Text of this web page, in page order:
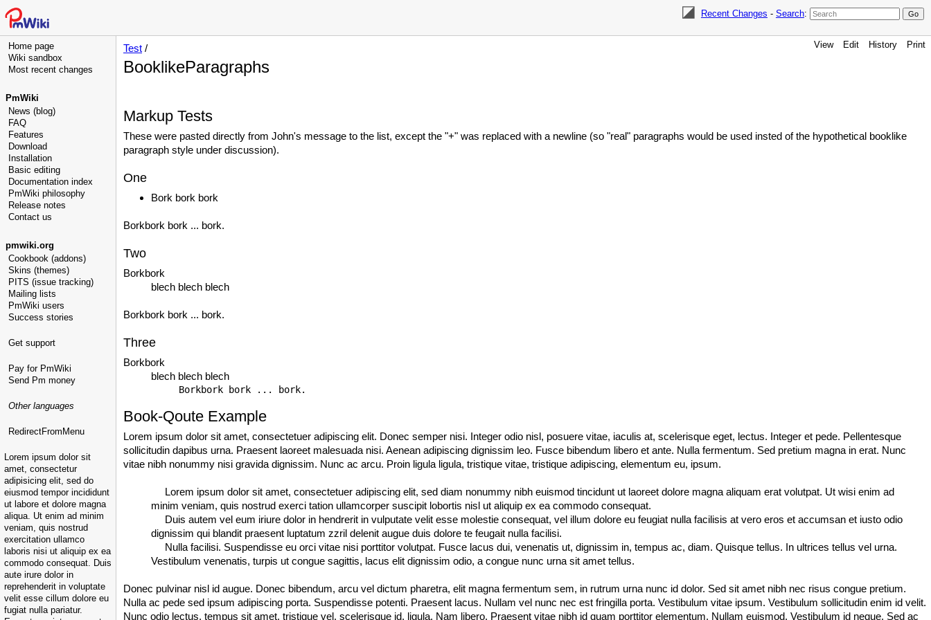
Recent Changes - Search:
Home page
Wiki sandbox
Most recent changes
PmWiki
News (blog)
FAQ
Features
Download
Installation
Basic editing
Documentation index
PmWiki philosophy
Release notes
Contact us
pmwiki.org
Cookbook (addons)
Skins (themes)
PITS (issue tracking)
Mailing lists
PmWiki users
Success stories
Get support
Pay for PmWiki
Send Pm money
Other languages
RedirectFromMenu
Lorem ipsum dolor sit
amet, consectetur
adipisicing elit, sed do
eiusmod tempor incididunt
ut labore et dolore magna
aliqua. Ut enim ad minim
veniam, quis nostrud
exercitation ullamco
laboris nisi ut aliquip ex ea
commodo consequat. Duis
aute irure dolor in
reprehenderit in voluptate
velit esse cillum dolore eu
fugiat nulla pariatur.
View Edit History Print
Test /
BooklikeParagraphs
Markup Tests
These were pasted directly from John's message to the list, except the "+" was replaced with a newline (so "real" paragraphs would be used insted of the hypothetical booklike
paragraph style under discussion).
One
Bork bork bork
Borkbork bork ... bork.
Two
Borkbork
blech blech blech
Borkbork bork ... bork.
Three
Borkbork
blech blech blech
Book-Qoute Example
Lorem ipsum dolor sit amet, consectetuer adipiscing elit. Donec semper nisi. Integer odio nisl, posuere vitae, iaculis at, scelerisque eget, lectus. Integer et pede. Pellentesque
sollicitudin dapibus urna. Praesent laoreet malesuada nisi. Aenean adipiscing dignissim leo. Fusce bibendum libero et ante. Nulla fermentum. Sed pretium magna in erat. Nunc
vitae nibh nonummy nisi gravida dignissim. Nunc ac arcu. Proin ligula ligula, tristique vitae, tristique adipiscing, elementum eu, ipsum.
Lorem ipsum dolor sit amet, consectetuer adipiscing elit, sed diam nonummy nibh euismod tincidunt ut laoreet dolore magna aliquam erat volutpat. Ut wisi enim ad
minim veniam, quis nostrud exerci tation ullamcorper suscipit lobortis nisl ut aliquip ex ea commodo consequat.
Duis autem vel eum iriure dolor in hendrerit in vulputate velit esse molestie consequat, vel illum dolore eu feugiat nulla facilisis at vero eros et accumsan et iusto odio
dignissim qui blandit praesent luptatum zzril delenit augue duis dolore te feugait nulla facilisi.
Nulla facilisi. Suspendisse eu orci vitae nisi porttitor volutpat. Fusce lacus dui, venenatis ut, dignissim in, tempus ac, diam. Quisque tellus. In ultrices tellus vel urna.
Vestibulum venenatis, turpis ut congue sagittis, lacus elit dignissim odio, a congue nunc urna sit amet tellus.
Donec pulvinar nisl id augue. Donec bibendum, arcu vel dictum pharetra, elit magna fermentum sem, in rutrum urna nunc id dolor. Sed sit amet nibh nec risus congue pretium.
Nulla ac pede sed ipsum adipiscing porta. Suspendisse potenti. Praesent lacus. Nullam vel nunc nec est fringilla porta. Vestibulum vitae ipsum. Vestibulum sollicitudin enim id velit.
Nunc odio lectus, tempus sit amet, tristique vel, scelerisque id, ligula. Nam libero. Praesent vitae nibh id quam porttitor elementum. Nullam euismod. Vestibulum id neque. Sed ac